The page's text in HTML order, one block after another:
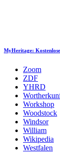
MyHeritage:
Zoom
ZDF
YHRD
Workshop
Woodstock
Windsor
William
Wikipedia
Westfalen